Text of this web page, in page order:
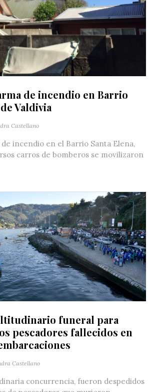
de incendio en Barrio
Valdivia
Castellano
incendio en el Barrio Santa Elena,
carros de bomberos se movilizaron
funeral para
pescadores fallecidos en
Castellano
concurrencia, fueron despedidos